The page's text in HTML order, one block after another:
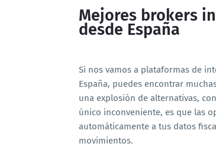
Mejores brokers
desde España
Si nos vamos a plataformas de
España, puedes encontrar
una explosión de alternativas,
único inconveniente, es que las
automáticamente a tus datos
movimientos.